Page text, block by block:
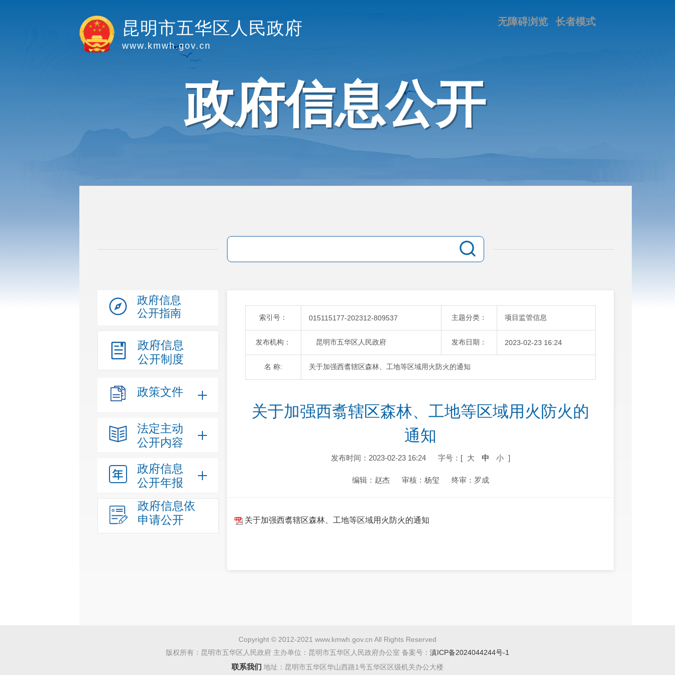
昆明市五华区人民政府
www.kmwh.gov.cn
长者模式
无障碍浏览
政府信息公开
政府信息
公开指南
政府信息
公开制度
政策文件
法定主动
公开内容
政府信息
公开年报
政府信息依
申请公开
索引号： 015115177-202312-809537 主题分类： 项目监管信息
发布机构： 昆明市五华区人民政府 发布日期： 2023-02-23 16:24
名 称: 关于加强西翥辖区森林、工地等区域用火防火的通知
关于加强西翥辖区森林、工地等区域用火防火的
通知
发布时间：2023-02-23 16:24 字号：[ 大 中 小 ]
编辑：赵杰 审核：杨玺 终审：罗成
关于加强西翥辖区森林、工地等区域用火防火的通知
Copyright © 2012-2021 www.kmwh.gov.cn All Rights Reserved
版权所有：昆明市五华区人民政府 主办单位：昆明市五华区人民政府办公室 备案号： 滇ICP备2024044244号-1
联系我们 地址：昆明市五华区华山西路1号五华区区级机关办公大楼